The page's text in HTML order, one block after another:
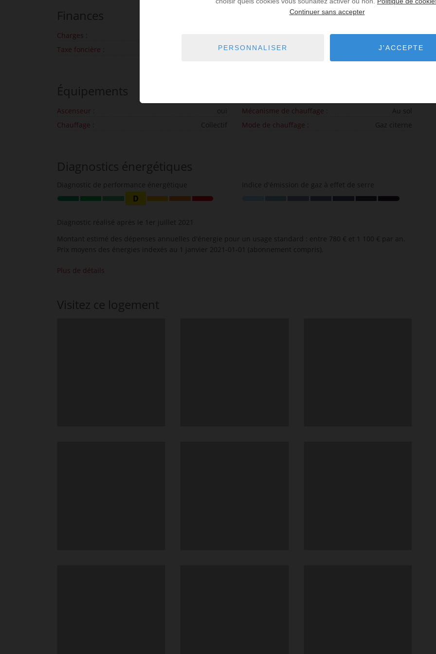
Finances
Charges :
Taxe foncière :
1 849 € par an
3 655 € par an
Équipements
Ascenseur :
oui
Chauffage :
Collectif
Mécanisme de chauffage :
Au sol
Mode de chauffage :
Gaz citerne
Diagnostics énergétiques
Diagnostic de performance énergétique
D
Diagnostic réalisé après le 1er juillet 2021
Indice d'émission de gaz à effet de serre
Montant estimé des dépenses annuelles d'énergie pour un usage standard : entre 780 € et 1 100 € par an.
Prix moyens des énergies indexés au 1 janvier 2021-01-01 (abonnement compris).
Plus de détails
Visitez ce logement
Continuer sans accepter
PERSONNALISER J'ACCEPTE